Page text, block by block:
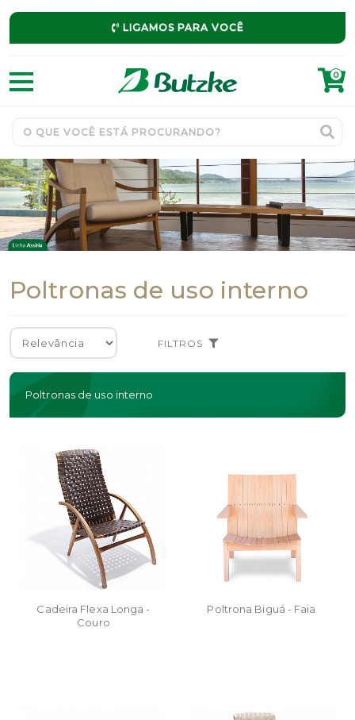
LIGAMOS PARA VOCÊ
0
Poltronas de uso interno
FILTROS
Poltronas de uso interno
Cadeira Flexa Longa -
Couro
Poltrona Biguá - Faia